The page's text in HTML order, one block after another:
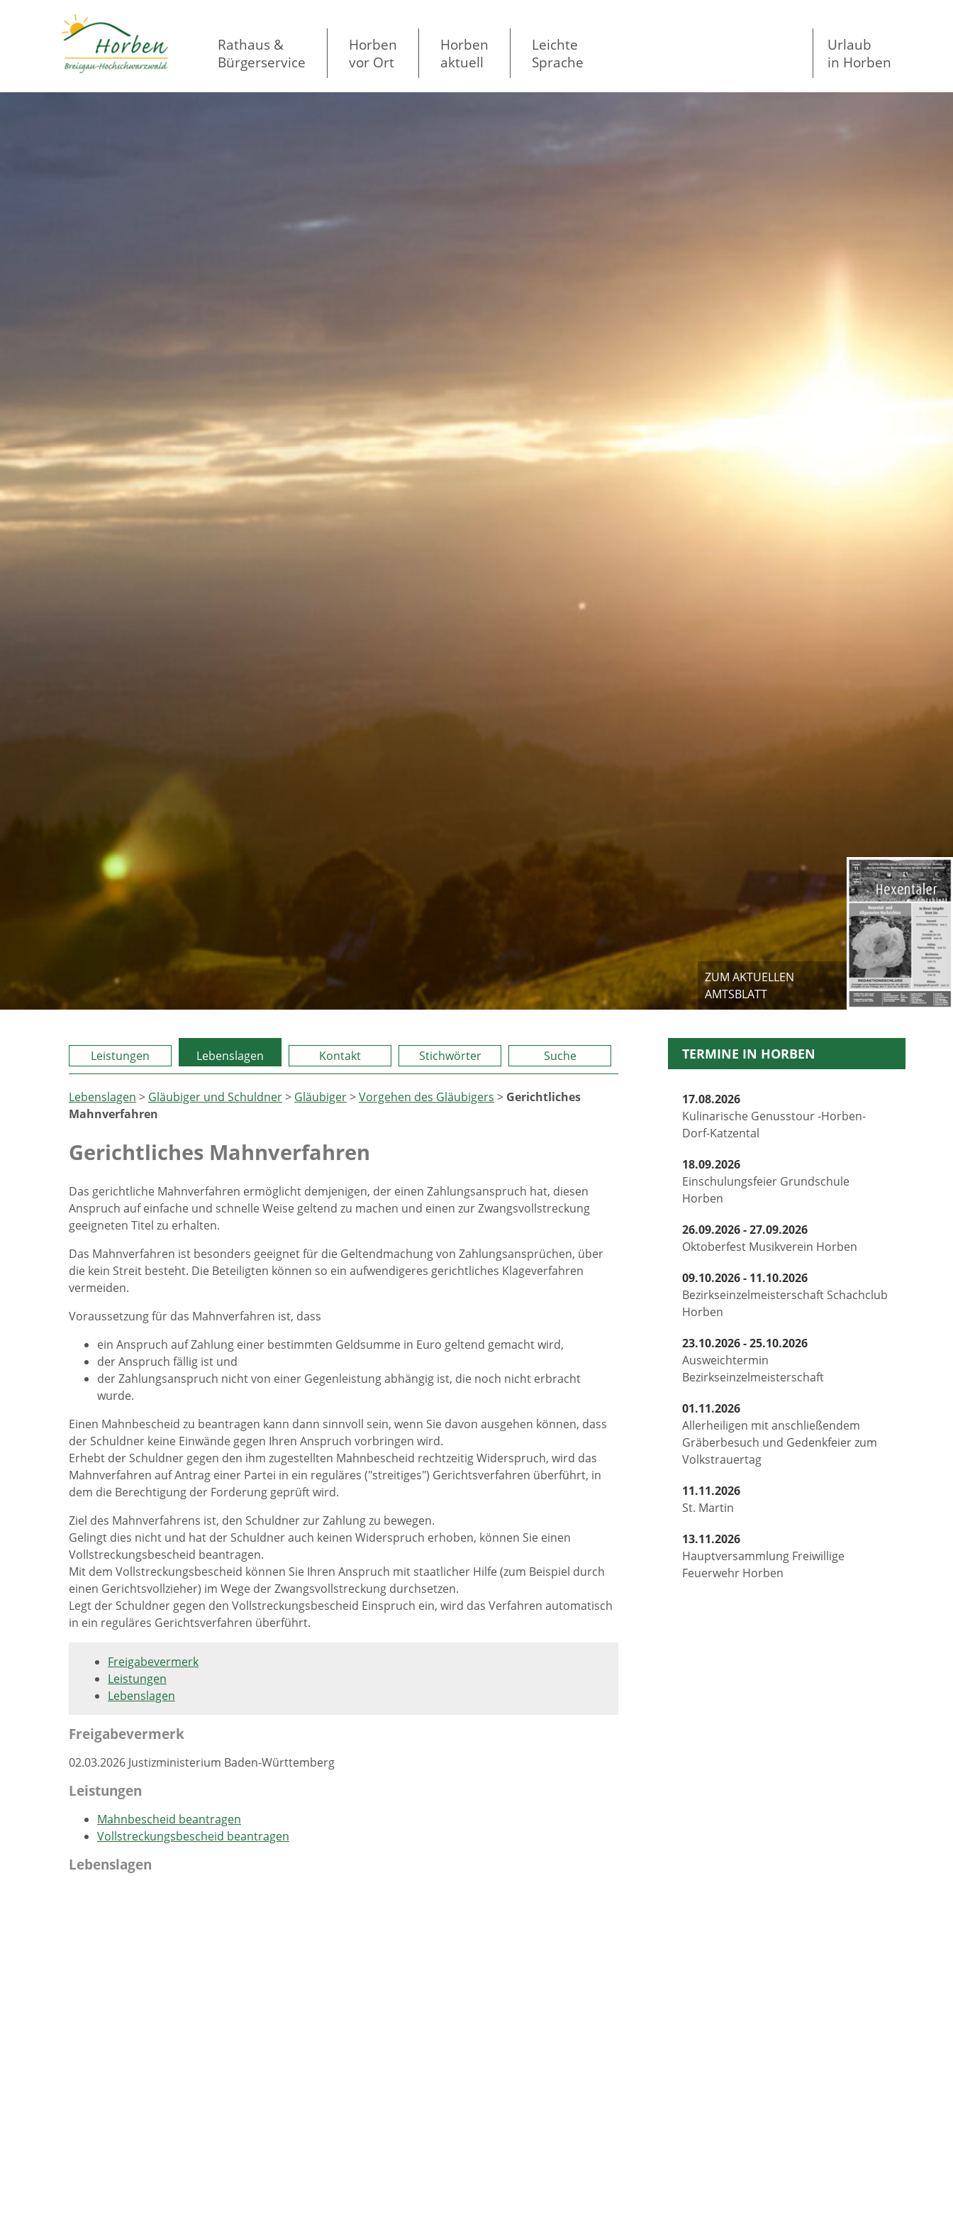
Rathaus &
Bürgerservice
Horben
vor Ort
Horben
aktuell
Leichte
Sprache
Urlaub
in Horben
ZUM AKTUELLEN
AMTSBLATT
Leistungen Lebenslagen Kontakt Stichwörter Suche
Lebenslagen > Gläubiger und Schuldner> Gläubiger>Vorgehen des Gläubigers > Gerichtliches
Mahnverfahren
Gerichtliches Mahnverfahren
Das gerichtliche Mahnverfahren ermöglicht demjenigen, der einen Zahlungsanspruch hat, diesen
Anspruch auf einfache und schnelle Weise geltend zu machen und einen zur Zwangsvollstreckung
geeigneten Titel zu erhalten.
Das Mahnverfahren ist besonders geeignet für die Geltendmachung von Zahlungsansprüchen, über
die kein Streit besteht. Die Beteiligten können so ein aufwendigeres gerichtliches Klageverfahren
vermeiden.
Voraussetzung für das Mahnverfahren ist, dass
ein Anspruch auf Zahlung einer bestimmten Geldsumme in Euro geltend gemacht wird,
der Anspruch fällig ist und
der Zahlungsanspruch nicht von einer Gegenleistung abhängig ist, die noch nicht erbracht
wurde.
Einen Mahnbescheid zu beantragen kann dann sinnvoll sein, wenn Sie davon ausgehen können, dass
der Schuldner keine Einwände gegen Ihren Anspruch vorbringen wird.
Erhebt der Schuldner gegen den ihm zugestellten Mahnbescheid rechtzeitig Widerspruch, wird das
Mahnverfahren auf Antrag einer Partei in ein reguläres ("streitiges") Gerichtsverfahren überführt, in
dem die Berechtigung der Forderung geprüft wird.
Ziel des Mahnverfahrens ist, den Schuldner zur Zahlung zu bewegen.
Gelingt dies nicht und hat der Schuldner auch keinen Widerspruch erhoben, können Sie einen
Vollstreckungsbescheid beantragen.
Mit dem Vollstreckungsbescheid können Sie Ihren Anspruch mit staatlicher Hilfe (zum Beispiel durch
einen Gerichtsvollzieher) im Wege der Zwangsvollstreckung durchsetzen.
Legt der Schuldner gegen den Vollstreckungsbescheid Einspruch ein, wird das Verfahren automatisch
in ein reguläres Gerichtsverfahren überführt.
Freigabevermerk
Leistungen
Lebenslagen
Freigabevermerk
02.03.2026 Justizministerium Baden-Württemberg
Leistungen
Mahnbescheid beantragen
Vollstreckungsbescheid beantragen
Lebenslagen
TERMINE IN HORBEN
17.08.2026
Kulinarische Genusstour -Horben-
Dorf-Katzental
18.09.2026
Einschulungsfeier Grundschule
Horben
26.09.2026 - 27.09.2026
Oktoberfest Musikverein Horben
09.10.2026 - 11.10.2026
Bezirkseinzelmeisterschaft Schachclub
Horben
23.10.2026 - 25.10.2026
Ausweichtermin
Bezirkseinzelmeisterschaft
01.11.2026
Allerheiligen mit anschließendem
Gräberbesuch und Gedenkfeier zum
Volkstrauertag
11.11.2026
St. Martin
13.11.2026
Hauptversammlung Freiwillige
Feuerwehr Horben